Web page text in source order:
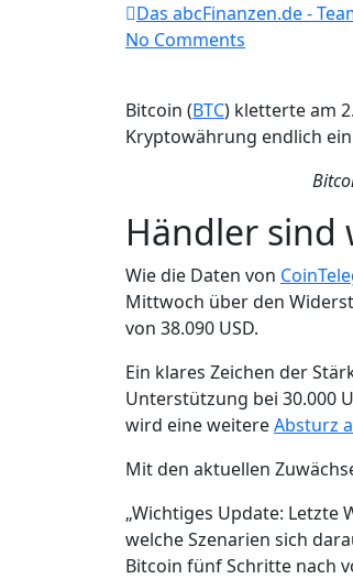
Das abcFinanzen.de -
No Comments
Bitcoin (BTC) kletterte am
Kryptowährung endlich
Händler sind
Wie die Daten von
Mittwoch über den
von 38.090 USD.
Ein klares Zeichen der
Unterstützung bei 30.000
wird eine weitereAbsturz
Mit den aktuellen
„Wichtiges Update:
welche Szenarien sich
Bitcoin fünf Schritte nach